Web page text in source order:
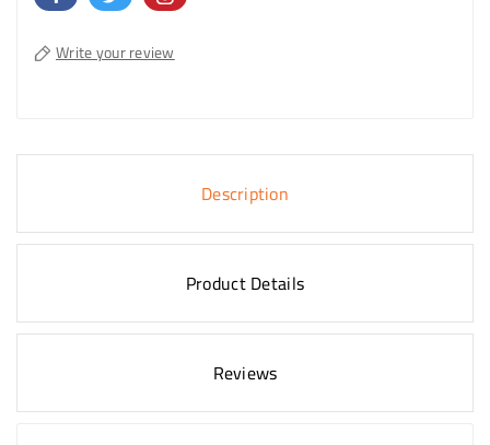
Write your review
Description
Product Details
Reviews